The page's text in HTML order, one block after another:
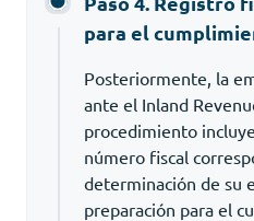
para el
Posteriormente, la
ante el Inland
procedimiento
número fiscal
determinación de su
preparación para el